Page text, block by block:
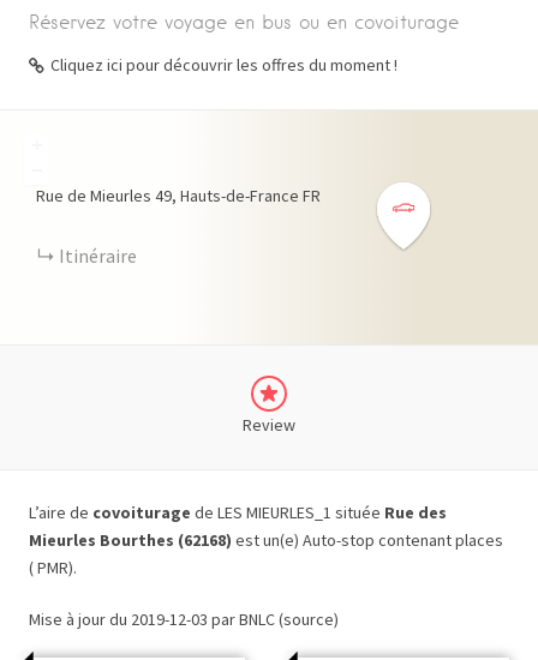
Réservez votre voyage en bus ou en covoiturage
Cliquez ici pour découvrir les offres du moment !
Rue de Mieurles 49 Hauts-de-France FR
Itinéraire
Review
L’aire de covoiturage de LES MIEURLES_1 située Rue des
Mieurles Bourthes (62168) est un(e) Auto-stop contenant places
( PMR).
Mise à jour du 2019-12-03 par BNLC (source)